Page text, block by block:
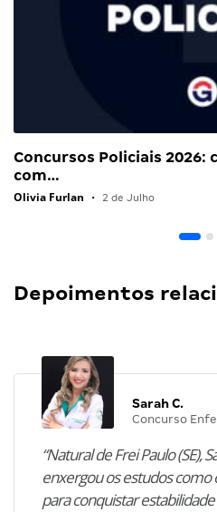
Concursos Policiais 2026:
com…
Olivia Furlan • 2 de Julho
Depoimentos
Sarah C.
Concurso
“Natural de Frei Paulo (SE),
enxergou os estudos como
para conquistar